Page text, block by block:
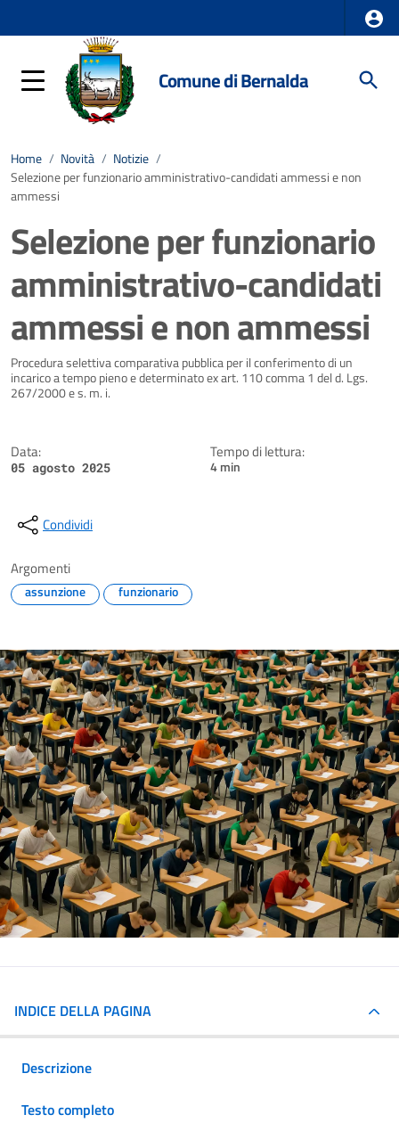
Comune di Bernalda
Home / Novità / Notizie /
Selezione per funzionario amministrativo-candidati ammessi e non
ammessi
Selezione per funzionario
amministrativo-candidati
ammessi e non ammessi
Dettagli della notizia
Procedura selettiva comparativa pubblica per il conferimento di un
incarico a tempo pieno e determinato ex art. 110 comma 1 del d. Lgs.
267/2000 e s. m. i.
Data:
05 agosto 2025
Tempo di lettura:
4 min
Condividi
Argomenti
assunzione funzionario
INDICE DELLA PAGINA
Descrizione
Testo completo